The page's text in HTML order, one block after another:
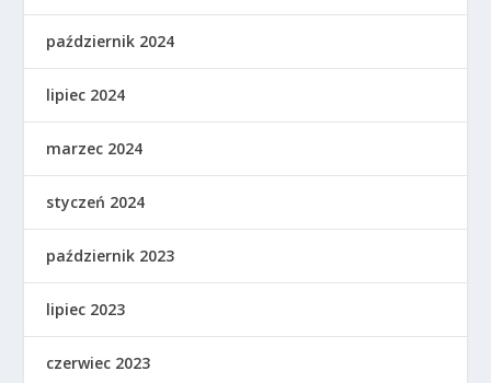
październik 2024
lipiec 2024
marzec 2024
styczeń 2024
październik 2023
lipiec 2023
czerwiec 2023